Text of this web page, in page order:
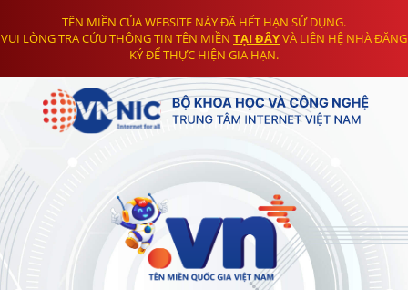
TÊN MIỀN CỦA WEBSITE NÀY ĐÃ HẾT HẠN SỬ DỤNG.
VUI LÒNG TRA CỨU THÔNG TIN TÊN MIỀN TẠI ĐÂYVÀ LIÊN HỆ NHÀ ĐĂNG
KÝ ĐỂ THỰC HIỆN GIA HẠN.